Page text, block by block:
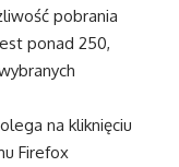
pobrania
ponad 250,
na kliknięciu
Firefox